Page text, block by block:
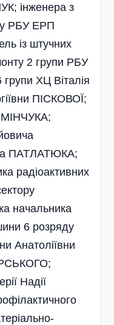
інженера з
РБУ ЕРП
із штучних
2 групи РБУ
ХЦ Віталія
ПІСКОВОЇ;
ПАТЛАТЮКА;
радіоактивних
начальника
6 розряду
Анатоліївни
Надії